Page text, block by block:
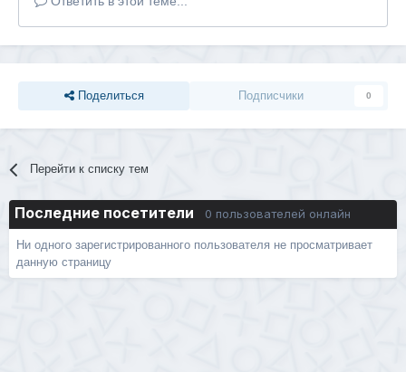
Поделиться Подписчики 0
Перейти к списку тем
Последние посетители 0 пользователей онлайн
Ни одного зарегистрированного пользователя не просматривает
данную страницу